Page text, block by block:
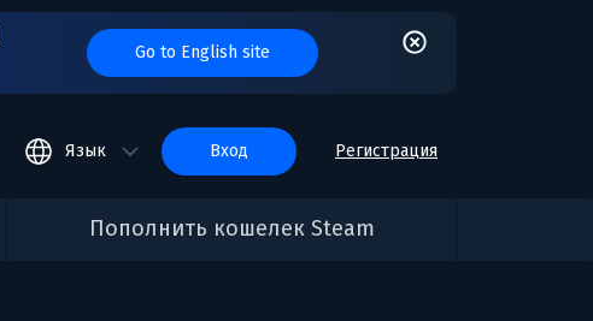
Go to English site
Язык вход Регистрация
Пополнить кошелек Steam